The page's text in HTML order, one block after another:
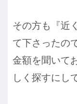
その方も『近
て下さったの
金額を聞いて
しく探すにし